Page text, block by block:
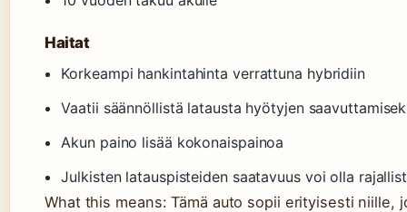
Haitat
Korkeampi hankintahinta verrattuna hybridiin
Vaatii säännöllistä latausta hyötyjen
Akun paino lisää kokonaispainoa
Julkisten latauspisteiden saatavuus voi olla
What this means: Tämä auto sopii erityisesti niille,